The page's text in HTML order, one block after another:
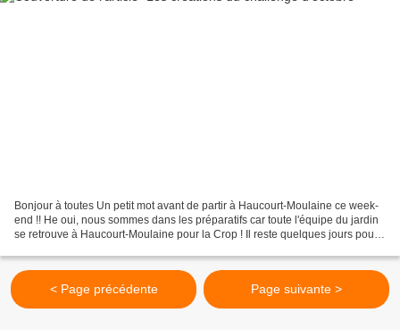
Bonjour à toutes Un petit mot avant de partir à Haucourt-Moulaine ce week-
end !! He oui, nous sommes dans les préparatifs car toute l'équipe du jardin
se retrouve à Haucourt-Moulaine pour la Crop ! Il reste quelques jours pour
< Page précédente Page suivante >